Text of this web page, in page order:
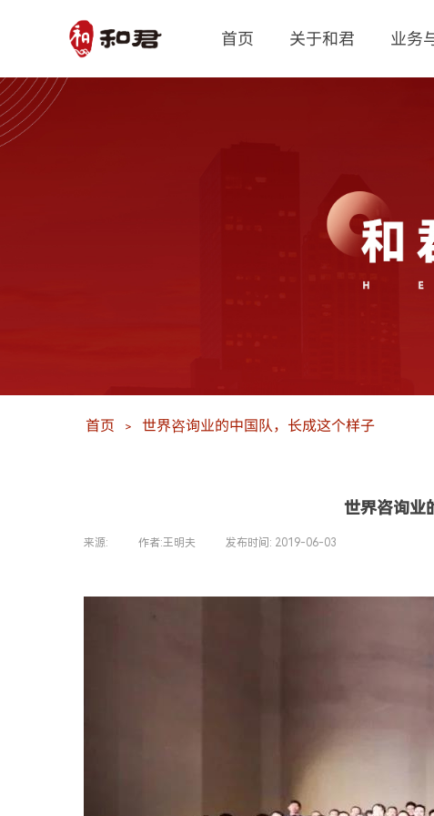
首页 关于和君 业务
首页 ＞ 世界咨询业的中国队，长成这个样子
世界咨询业
来源: 作者:王明夫 发布时间: 2019-06-03